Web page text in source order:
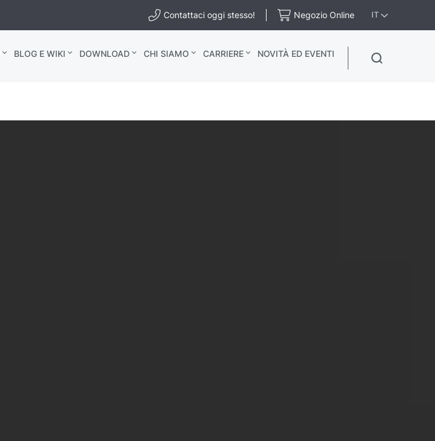
Contattaci oggi stesso! Negozio Online IT
BLOG E WIKI DOWNLOAD CHI SIAMO CARRIERE NOVITÀ ED EVENTI